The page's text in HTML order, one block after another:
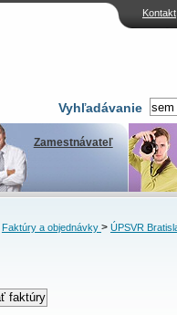
Kontakt
Vyhľadávanie
Zamestnávateľ
Faktúry a objednávky > ÚPSVR